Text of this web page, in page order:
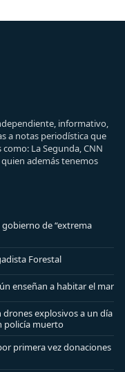
informativo,
a notas periodística que
La Segunda, CNN
quien además tenemos
de “extrema
Forestal
enseñan a habitar el mar
explosivos a un día
policía muerto
primera vez donaciones